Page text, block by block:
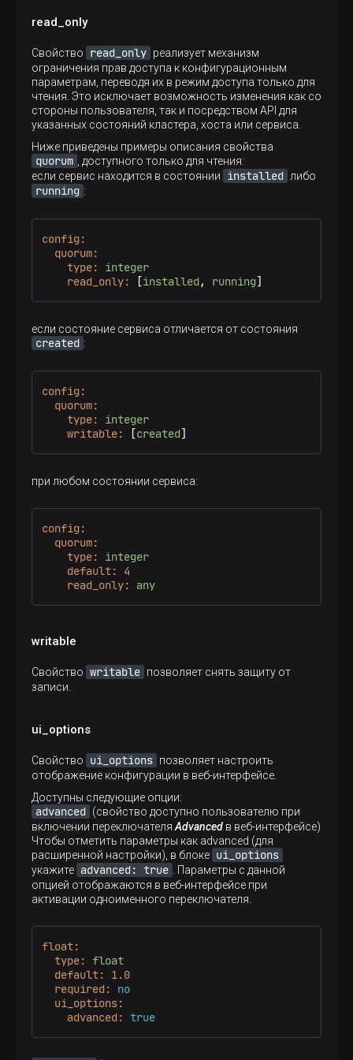
Описание
конфигурационного параметра
См. ниже
Нет
Описание
Позволяет указать дополнительные настройки для
параметра во время подготовки inventory-файла
Ansible
read_only
Свойство read_only реализует механизм
ограничения прав доступа к конфигурационным
параметрам, переводя их в режим доступа только для
чтения. Это исключает возможность изменения как со
стороны пользователя, так и посредством API для
указанных состояний кластера, хоста или сервиса.
Ниже приведены примеры описания свойства
quorum
, доступного только для чтения:
если сервис находится в состоянии
installed либо
running :
config:
quorum:
type:
integer
read_only:
[installed, running]
если состояние сервиса отличается от состояния
created :
config:
quorum:
type:
integer
writable:
[created]
при любом состоянии сервиса:
config:
quorum:
type:
integer
default:
4
read_only:
any
writable
Свойство writable позволяет снять защиту от
записи.
ui_options
Свойство ui_options позволяет настроить
отображение конфигурации в веб-интерфейсе.
Доступны следующие опции:
advanced (свойство доступно пользователю при
включении переключателя Advanced в веб-интерфейсе)
Чтобы отметить параметры как advanced (для
расширенной настройки), в блоке ui_options
укажите advanced: true
. Параметры с данной
опцией отображаются в веб-интерфейсе при
активации одноименного переключателя.
float:
type: float
default:
1.0
required:
no
ui_options:
advanced: true